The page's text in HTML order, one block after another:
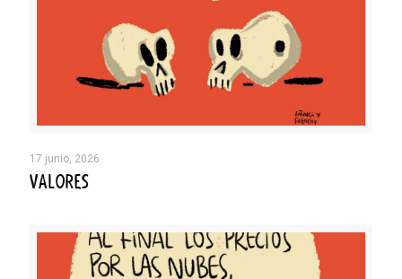
17 junio, 2026
VALORES